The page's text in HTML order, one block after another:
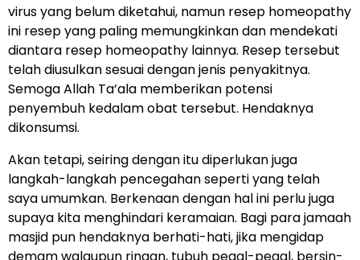
virus yang belum diketahui, namun resep homeopathy
ini resep yang paling memungkinkan dan mendekati
diantara resep homeopathy lainnya. Resep tersebut
telah diusulkan sesuai dengan jenis penyakitnya.
Semoga Allah Ta’ala memberikan potensi
penyembuh kedalam obat tersebut. Hendaknya
dikonsumsi.
Akan tetapi, seiring dengan itu diperlukan juga
langkah-langkah pencegahan seperti yang telah
saya umumkan. Berkenaan dengan hal ini perlu juga
supaya kita menghindari keramaian. Bagi para jamaah
masjid pun hendaknya berhati-hati, jika mengidap